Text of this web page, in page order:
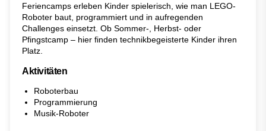
Feriencamps erleben Kinder spielerisch, wie man LEGO-
Roboter baut, programmiert und in aufregenden
Challenges einsetzt. Ob Sommer-, Herbst- oder
Pfingstcamp – hier finden technikbegeisterte Kinder ihren
Platz.
Aktivitäten
Roboterbau
Programmierung
Musik-Roboter